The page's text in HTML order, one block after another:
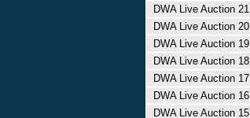
DWA Live Auction 21
DWA Live Auction 20
DWA Live Auction 19
DWA Live Auction 18
DWA Live Auction 17
DWA Live Auction 16
DWA Live Auction 15